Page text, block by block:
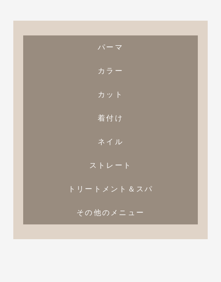
パーマ
カラー
カット
着付け
ネイル
ストレート
トリートメント＆スパ
その他のメニュー